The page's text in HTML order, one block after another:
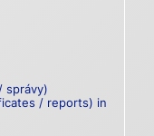
správy)
/ reports) in